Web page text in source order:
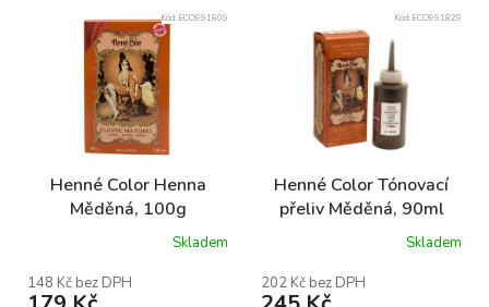
ů
Henné Color Henna
Měděná, 100g
Skladem
148 Kč bez DPH
Kód: ECO991809
Henné Color Tónovací
přeliv Měděná, 90ml
produktu
je
Skladem
202 Kč bez DPH
Kód: ECO991829